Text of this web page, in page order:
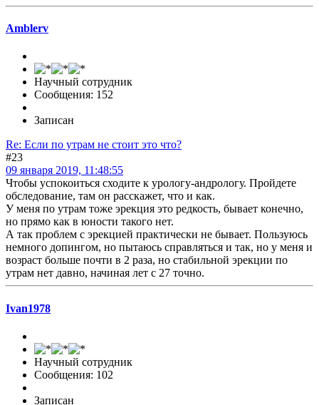
Amblerv
Научный сотрудник
Сообщения: 152
Записан
Re: Если по утрам не стоит это что?
#23
09 января 2019, 11:48:55
Чтобы успокоиться сходите к урологу-андрологу. Пройдете
обследование, там он расскажет, что и как.
У меня по утрам тоже эрекция это редкость, бывает конечно,
но прямо как в юности такого нет.
А так проблем с эрекцией практически не бывает. Пользуюсь
немного допингом, но пытаюсь справляться и так, но у меня и
возраст больше почти в 2 раза, но стабильной эрекции по
утрам нет давно, начиная лет с 27 точно.
Ivan1978
Научный сотрудник
Сообщения: 102
Записан